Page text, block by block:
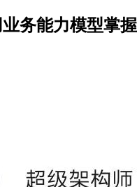
业务能力模型掌